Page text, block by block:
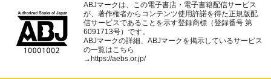
ABJマークは、この電子書店・電子書籍配信サービス
が、著作権者からコンテンツ使用許諾を得た正規版配
信サービスであることを示す登録商標（登録番号 第
6091713号）です。
ABJマークの詳細、ABJマークを掲示しているサービス
の一覧はこちら
→ https://aebs.or.jp/